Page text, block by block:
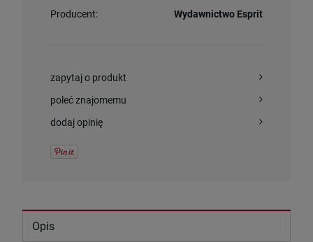
Producent: Wydawnictwo Esprit
zapytaj o produkt
poleć znajomemu
dodaj opinię
Opis